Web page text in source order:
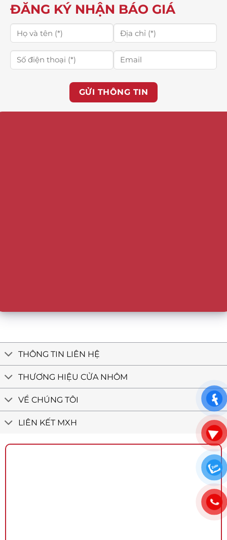
ĐĂNG KÝ NHẬN BÁO GIÁ
GỬI THÔNG TIN
THÔNG TIN LIÊN HỆ
THƯƠNG HIỆU CỬA NHÔM
VỀ CHÚNG TÔI
LIÊN KẾT MXH